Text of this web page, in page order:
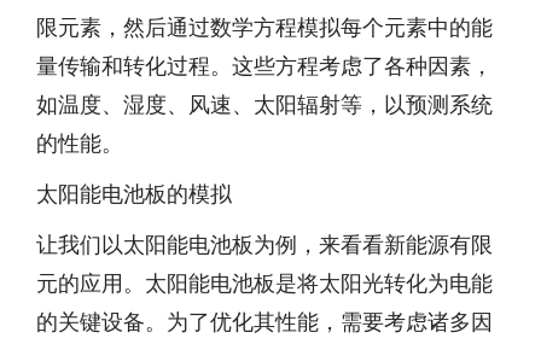
限元素，然后通过数学方程模拟每个元素中的能
量传输和转化过程。这些方程考虑了各种因素，
如温度、湿度、风速、太阳辐射等，以预测系统
的性能。
太阳能电池板的模拟
让我们以太阳能电池板为例，来看看新能源有限
元的应用。太阳能电池板是将太阳光转化为电能
的关键设备。为了优化其性能，需要考虑诸多因